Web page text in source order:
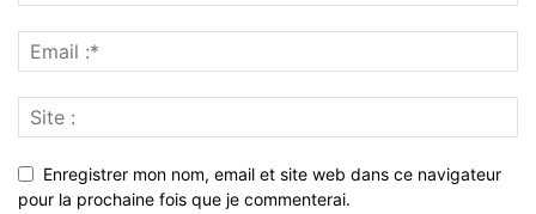
Enregistrer mon nom, email et site web dans ce navigateur
pour la prochaine fois que je commenterai.